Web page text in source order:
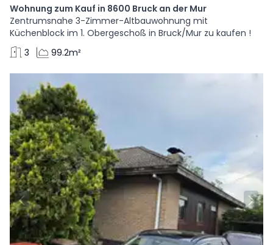
Wohnung zum Kauf in 8600 Bruck an der Mur
Zentrumsnahe 3-Zimmer-Altbauwohnung mit
Küchenblock im 1. Obergeschoß in Bruck/Mur zu kaufen !
3
99.2m²